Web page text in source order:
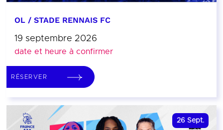
OL / STADE RENNAIS FC
19 septembre 2026
date et heure à confirmer
RÉSERVER
26 Sept.